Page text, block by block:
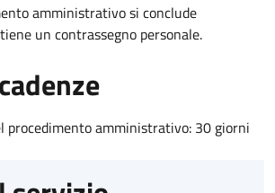
amministrativo si conclude
un contrassegno personale.
procedimento amministrativo: 30 giorni